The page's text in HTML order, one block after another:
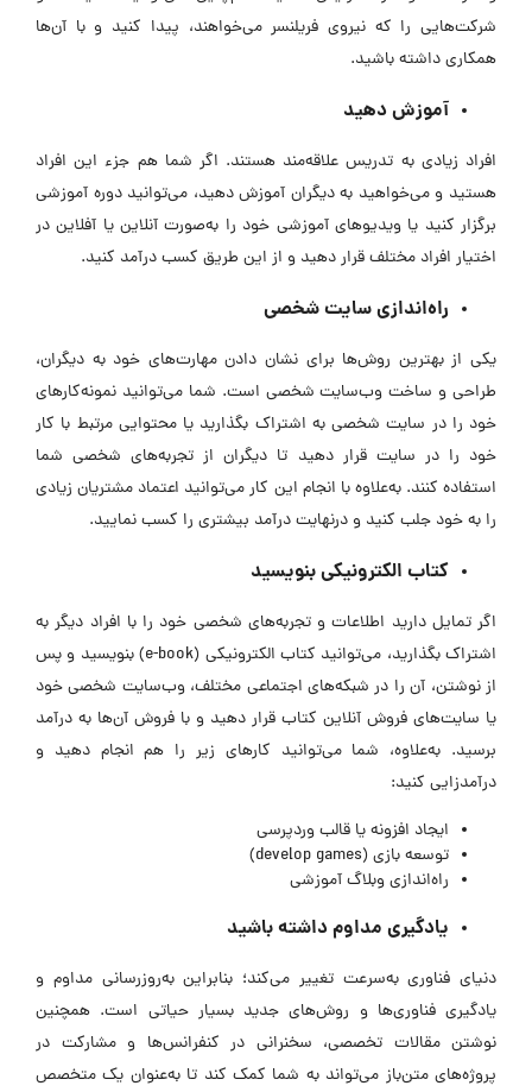
شرکت‌هایی را که نیروی فریلنسر می‌خواهند، پیدا کنید و با آن‌ها
همکاری داشته باشید.
آموزش دهید
افراد زیادی به تدریس علاقه‌مند هستند. اگر شما هم جزء این افراد
هستید و می‌خواهید به دیگران آموزش دهید، می‌توانید دوره آموزشی
برگزار کنید یا ویدیو‌های آموزشی خود را به‌صورت آنلاین یا آفلاین در
اختیار افراد مختلف قرار دهید و از این طریق کسب درآمد کنید.
راه‌اندازی سایت شخصی
یکی از بهترین روش‌ها برای نشان‌ دادن مهارت‌های خود به دیگران،
طراحی و ساخت وب‌سایت شخصی است. شما می‌توانید نمونه‌کارهای
خود را در سایت شخصی به اشتراک بگذارید یا محتوایی مرتبط با کار
خود را در سایت‌ قرار دهید تا دیگران از تجربه‌های شخصی شما
استفاده کنند. به‌علاوه با انجام این کار می‌توانید اعتماد مشتریان زیادی
را به خود جلب کنید و درنهایت درآمد بیشتری را کسب نمایید.
کتاب الکترونیکی بنویسید
اگر تمایل دارید اطلاعات و تجربه‌های شخصی خود را با افراد دیگر به
اشتراک بگذارید، می‌توانید کتاب الکترونیکی (e-book) بنویسید و پس
از نوشتن، آن را در شبکه‌های اجتماعی مختلف، وب‌سایت شخصی خود
یا سایت‌های فروش آنلاین کتاب قرار دهید و با فروش‌ آن‌ها به درآمد
برسید. به‌علاوه، شما می‌توانید کارهای زیر را هم انجام دهید و
درآمدزایی کنید:
ایجاد افزونه یا قالب وردپرسی
توسعه‌ بازی (develop games)
راه‌اندازی وبلاگ آموزشی
یادگیری مداوم داشته باشید
دنیای فناوری به‌سرعت تغییر می‌کند؛ بنابراین به‌روزرسانی مداوم و
یادگیری فناوری‌ها و روش‌های جدید بسیار حیاتی است. همچنین
نوشتن مقالات تخصصی، سخنرانی در کنفرانس‌ها و مشارکت در
پروژه‌های متن‌باز می‌تواند به شما کمک کند تا به‌عنوان یک متخصص